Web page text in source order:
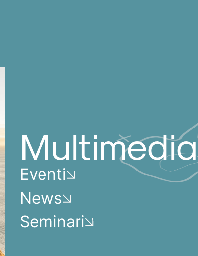
Multimedia
Eventi
News
Seminari